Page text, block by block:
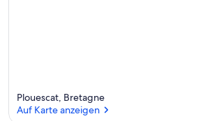
Plouescat, Bretagne
Auf Karte anzeigen